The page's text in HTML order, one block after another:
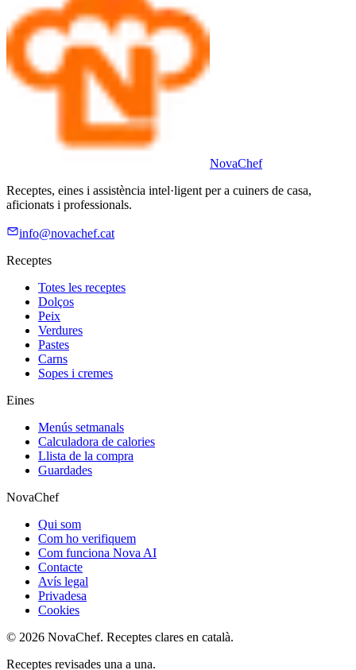
NovaChef
Receptes, eines i assistència intel·ligent per a cuiners de casa,
aficionats i professionals.
info@novachef.cat
Receptes
Totes les receptes
Dolços
Peix
Verdures
Pastes
Carns
Sopes i cremes
Eines
Menús setmanals
Calculadora de calories
Llista de la compra
Guardades
NovaChef
Qui som
Com ho verifiquem
Com funciona Nova AI
Contacte
Avís legal
Privadesa
Cookies
© 2026 NovaChef. Receptes clares en català.
Receptes revisades una a una.